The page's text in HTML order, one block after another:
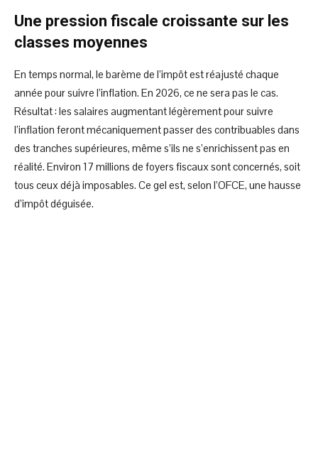
Une pression fiscale croissante sur les
classes moyennes
En temps normal, le barème de l’impôt est réajusté chaque
année pour suivre l’inflation. En 2026, ce ne sera pas le cas.
Résultat : les salaires augmentant légèrement pour suivre
l’inflation feront mécaniquement passer des contribuables dans
des tranches supérieures, même s’ils ne s’enrichissent pas en
réalité. Environ 17 millions de foyers fiscaux sont concernés, soit
tous ceux déjà imposables. Ce gel est, selon l’OFCE, une hausse
d’impôt déguisée.